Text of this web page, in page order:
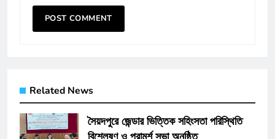
Related News
সৈয়দপুরে জেন্ডার ভিত্তিক সহিংসতা পরিস্থিতি